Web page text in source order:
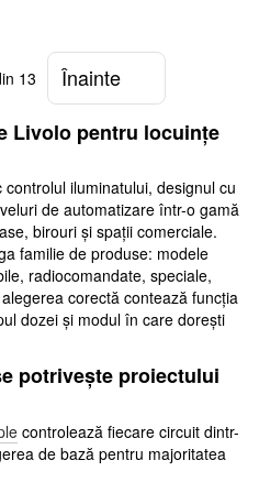
13
Înainte
Livolo pentru locuințe
iluminatului, designul cu
de automatizare într-o gamă
birouri și spații comerciale.
familie de produse: modele
radiocomandate, speciale,
corectă contează funcția
dozei și modul în care dorești
potrivește proiectului
controlează fiecare circuit dintr-
de bază pentru majoritatea